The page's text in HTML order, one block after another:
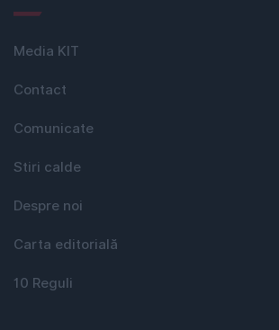
Media KIT
Contact
Comunicate
Stiri calde
Despre noi
Carta editorială
10 Reguli